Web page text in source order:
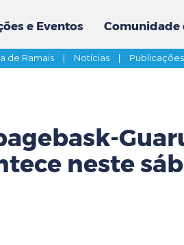
e Eventos Comunidade
de Ramais | Notícias |
neste